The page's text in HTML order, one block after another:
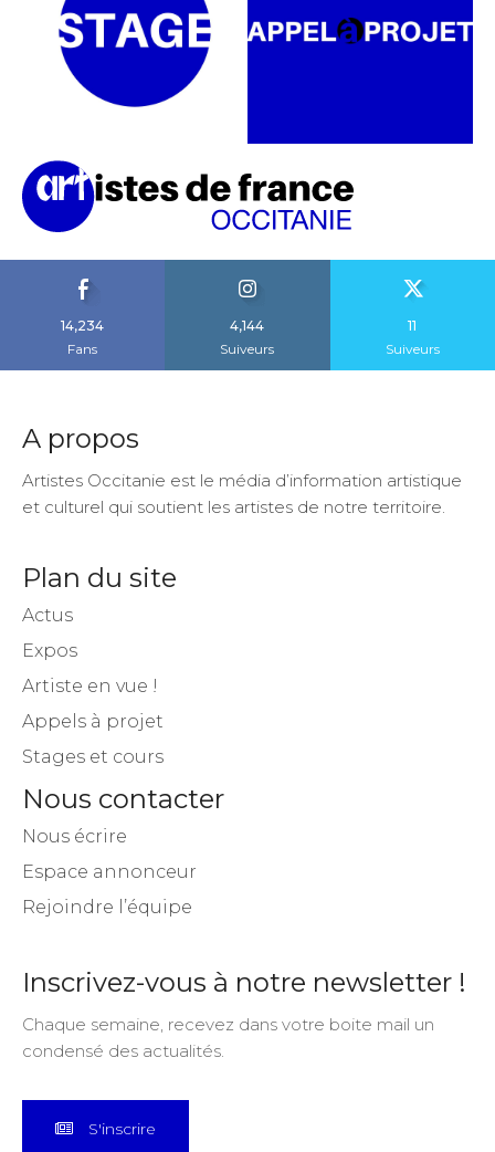
14,234
Fans
4,144
Suiveurs
11
Suiveurs
A propos
Artistes Occitanie est le média d’information artistique
et culturel qui soutient les artistes de notre territoire.
Plan du site
Actus
Expos
Artiste en vue !
Appels à projet
Stages et cours
Nous contacter
Nous écrire
Espace annonceur
Rejoindre l’équipe
Inscrivez-vous à notre newsletter !
Chaque semaine, recevez dans votre boite mail un
condensé des actualités.
S'inscrire